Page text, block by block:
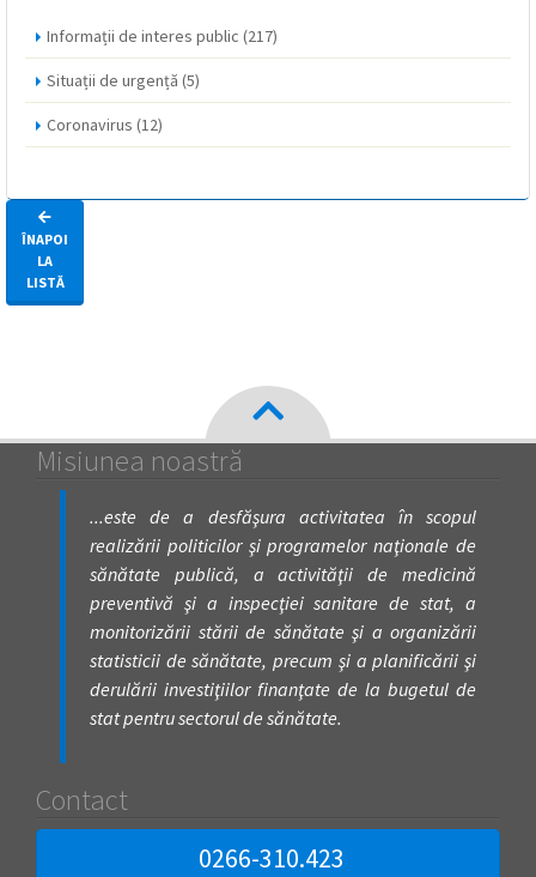
Informații de interes public (217)
Situații de urgență (5)
Coronavirus (12)
ÎNAPOI
LA
LISTĂ
Misiunea noastră
...este de a desfăşura activitatea în scopul
realizării politicilor şi programelor naţionale de
sănătate publică, a activităţii de medicină
preventivă şi a inspecţiei sanitare de stat, a
monitorizării stării de sănătate şi a organizării
statisticii de sănătate, precum şi a planificării şi
derulării investiţiilor finanţate de la bugetul de
stat pentru sectorul de sănătate.
Contact
0266-310.423